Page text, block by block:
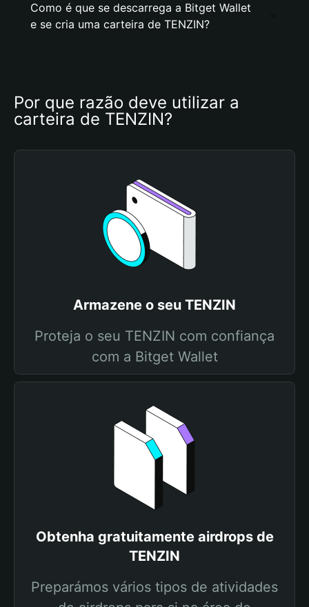
Como é que se descarrega a Bitget Wallet
e se cria uma carteira de TENZIN?
Por que razão deve utilizar a
carteira de TENZIN?
Armazene o seu TENZIN
Proteja o seu TENZIN com confiança
com a Bitget Wallet
Obtenha gratuitamente airdrops de
TENZIN
Preparámos vários tipos de atividades